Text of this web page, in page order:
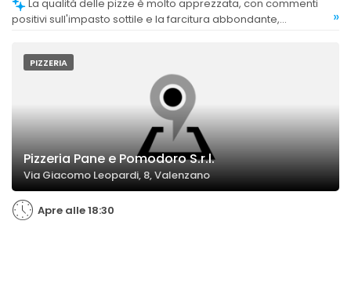
positivi sull'impasto sottile e la farcitura abbondante,
»
PIZZERIA
Pizzeria Pane e Pomodoro S.r.l.
Via Giacomo Leopardi, 8, Valenzano
Apre alle 18:30